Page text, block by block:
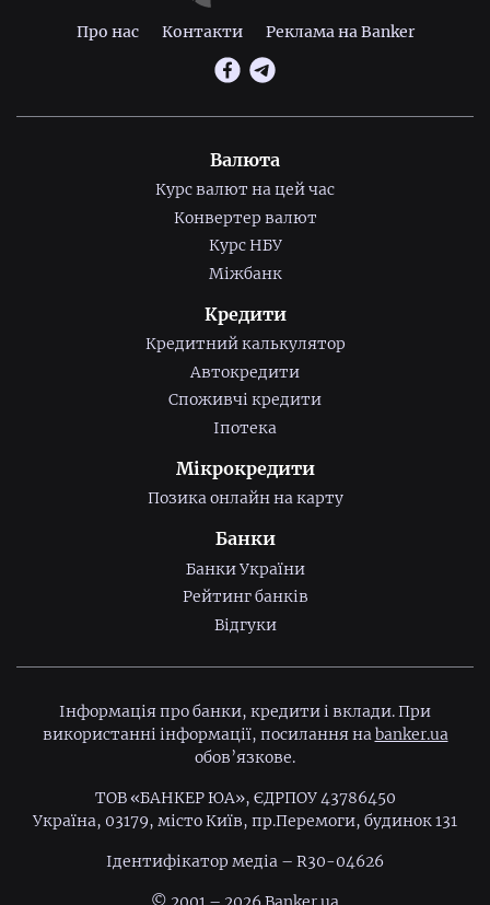
Про нас Контакти Реклама на Banker
Валюта
Курс валют на цей час
Конвертер валют
Курс НБУ
Міжбанк
Кредити
Кредитний калькулятор
Автокредити
Споживчі кредити
Іпотека
Мікрокредити
Позика онлайн на карту
Банки
Банки України
Рейтинг банків
Відгуки
Інформація про банки, кредити і вклади. При
використанні інформації, посилання наbanker.ua
обов’язкове.
ТОВ «БАНКЕР ЮА», ЄДРПОУ 43786450
Україна, 03179, місто Київ, пр.Перемоги, будинок 131
Ідентифiкатор медiа – R30-04626